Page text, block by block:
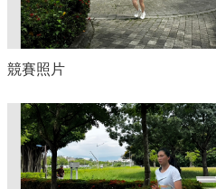
競賽照片